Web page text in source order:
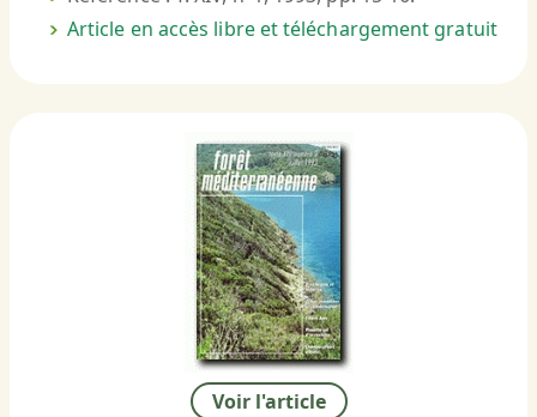
Article en accès libre et téléchargement gratuit
Voir l'article